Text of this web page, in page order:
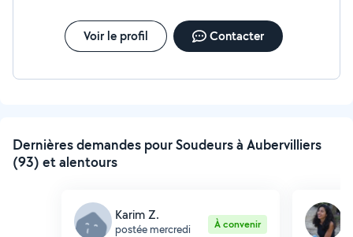
Voir le profil Contacter
Dernières demandes pour Soudeurs à Aubervilliers
(93) et alentours
Karim Z.
postée mercredi À convenir